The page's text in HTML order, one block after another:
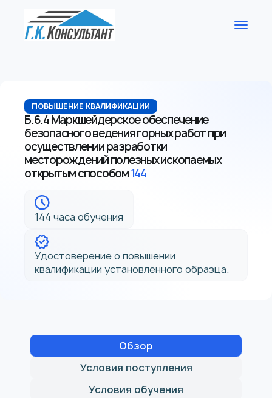
ПОВЫШЕНИЕ КВАЛИФИКАЦИИ
Б.6.4 Маркшейдерское обеспечение
безопасного ведения горных работ при
осуществлении разработки
месторождений полезных ископаемых
открытым способом144
144 часа обучения
Удостоверение о повышении
квалификации установленного образца.
Обзор
Условия поступления
Условия обучения